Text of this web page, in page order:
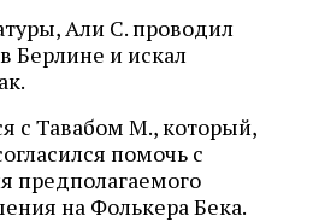
Али С. проводил
Берлине и искал
с Тавабом М., который,
помочь с
предполагаемого
на Фолькера Бека.